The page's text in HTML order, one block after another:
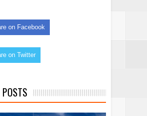
on Facebook
on Twitter
POSTS